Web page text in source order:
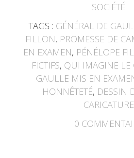
SOCIÉTÉ
TAGS : GÉNÉRAL DE
FILLON, PROMESSE DE
EN EXAMEN, PÉNÉLOPE
FICTIFS, QUI IMAGINE LE
GAULLE MIS EN
HONNÊTETÉ, DESSIN
CARICATURE
0